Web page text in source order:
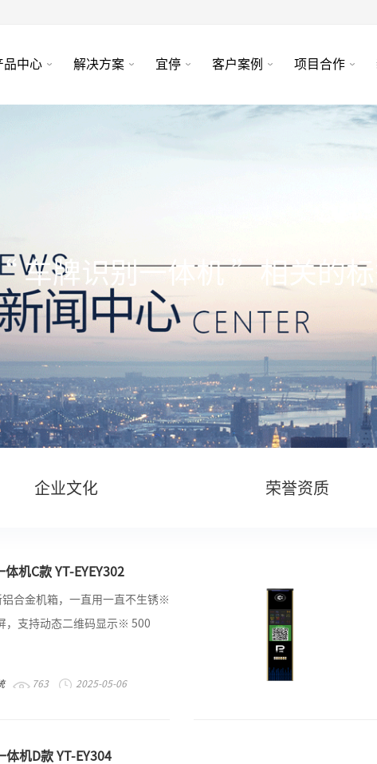
品中心 解决方案 宜停 客户案例 项目合作
“ 车牌识别一体机 ”相关的
企业文化 荣誉资质
体机C款 YT-EYEY302
合金机箱，一直用一直不生锈※
，支持动态二维码显示※ 500
763 2025-05-06
体机D款 YT-EY304